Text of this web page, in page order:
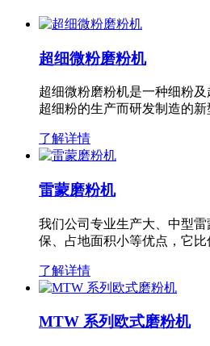
超细微粉磨粉机
超细微粉磨粉机是一种细粉
超细粉的生产而研发制造的
了解详情
雷蒙磨粉机
我们公司专业生产大、中型
保、占地面积小等优点，它
了解详情
MTW 系列欧式磨粉机